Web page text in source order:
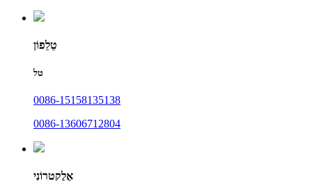
טֵלֵפוֹן
טל
0086-15158135138
0086-13606712804
אֶלֶקטרוֹנִי